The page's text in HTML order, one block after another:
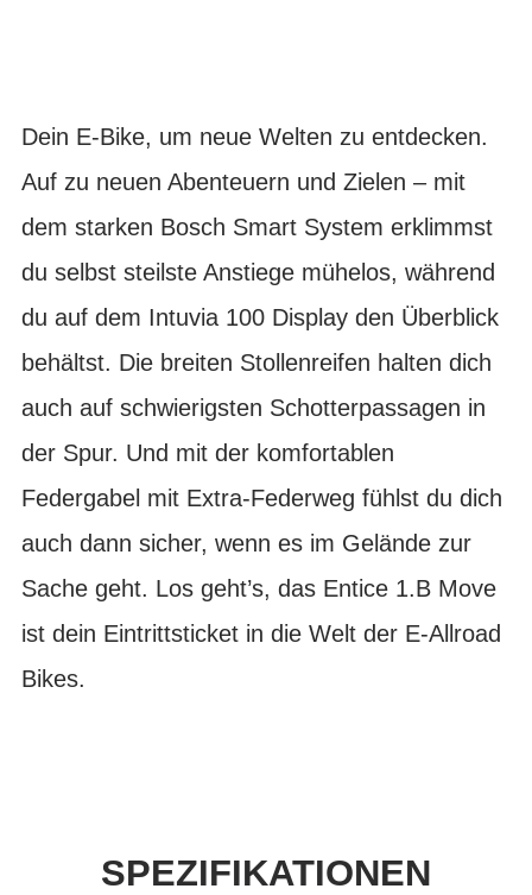
Dein E-Bike, um neue Welten zu entdecken.
Auf zu neuen Abenteuern und Zielen – mit
dem starken Bosch Smart System erklimmst
du selbst steilste Anstiege mühelos, während
du auf dem Intuvia 100 Display den Überblick
behältst. Die breiten Stollenreifen halten dich
auch auf schwierigsten Schotterpassagen in
der Spur. Und mit der komfortablen
Federgabel mit Extra-Federweg fühlst du dich
auch dann sicher, wenn es im Gelände zur
Sache geht. Los geht’s, das Entice 1.B Move
ist dein Eintrittsticket in die Welt der E-Allroad
Bikes.
SPEZIFIKATIONEN